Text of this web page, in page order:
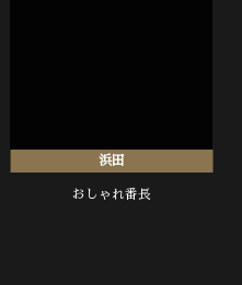
浜田
おしゃれ番長